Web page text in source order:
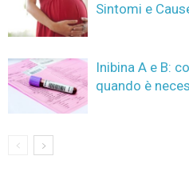
Sintomi e
Inibina A e B:
quando è